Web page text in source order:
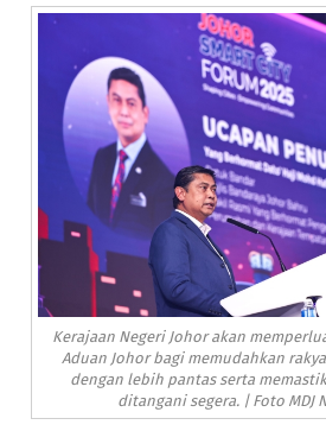
Kerajaan Negeri Johor akan
Aduan Johor bagi memudahkan
dengan lebih pantas serta
ditangani segera. | Foto MDJ